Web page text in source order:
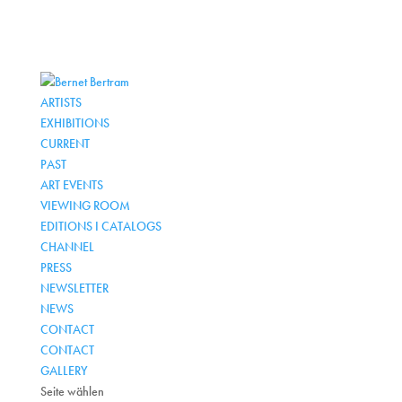
ARTISTS
EXHIBITIONS
CURRENT
PAST
ART EVENTS
VIEWING ROOM
EDITIONS I CATALOGS
CHANNEL
PRESS
NEWSLETTER
NEWS
CONTACT
CONTACT
GALLERY
Seite wählen